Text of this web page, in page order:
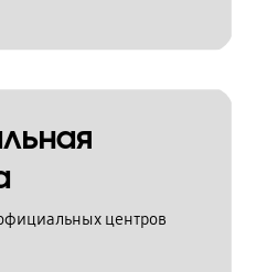
центров